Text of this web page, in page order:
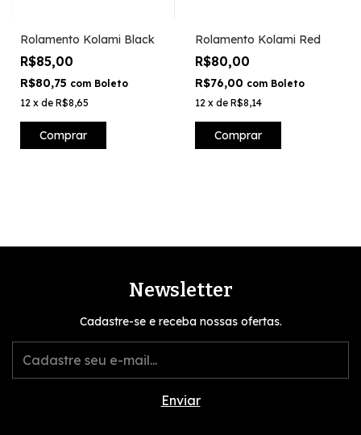
Rolamento Kolami Black
R$85,00
R$80,75 com Boleto
12 x de R$8,65
Comprar
Rolamento Kolami Red
R$80,00
R$76,00 com Boleto
12 x de R$8,14
Comprar
Newsletter
Cadastre-se e receba nossas ofertas.